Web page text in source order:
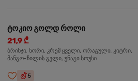
ტოკიო გოლდ როლი
21,9 ₾
ბრინჯი, ნორი, კრემ ყველი, ორაგული, კიტრი,
მანგო-ჩილის გელი, უნაგი სოუსი
5